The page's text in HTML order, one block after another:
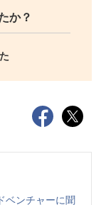
か？
ベンチャーに聞